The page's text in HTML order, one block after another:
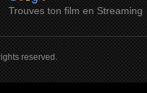
Trouves ton film en Streaming
reserved.